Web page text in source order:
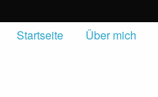
Startseite Über mich